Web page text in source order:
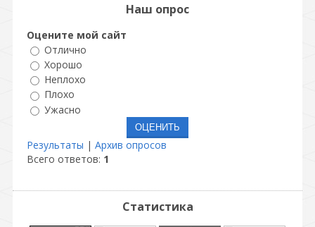
Наш опрос
Оцените мой сайт
Отлично
Хорошо
Неплохо
Плохо
Ужасно
Результаты | Архив опросов
Всего ответов: 1
Статистика